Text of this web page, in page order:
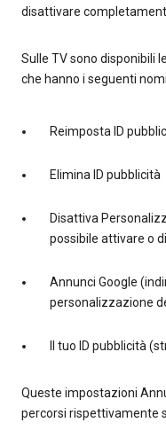
disattivare
Sulle TV sono disponibili
che hanno i seguenti
Reimposta ID
Elimina ID pubblicità
Disattiva
possibile attivare o
Annunci Google
personalizzazione
Il tuo ID pubblicità
Queste impostazioni
percorsi rispettivamente